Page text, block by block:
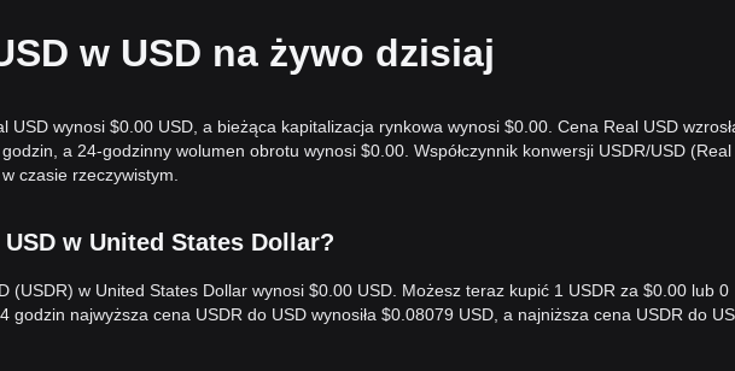
w USD na żywo dzisiaj
USD wynosi $0.00 USD, a bieżąca kapitalizacja rynkowa wynosi $0.00. Cena Real USD
a 24-godzinny wolumen obrotu wynosi $0.00. Współczynnik konwersji USDR/USD (Real
czasie rzeczywistym.
w United States Dollar?
(USDR) w United States Dollar wynosi $0.00 USD. Możesz teraz kupić 1 USDR za $0.00 lub 0
godzin najwyższa cena USDR do USD wynosiła $0.08079 USD, a najniższa cena USDR do